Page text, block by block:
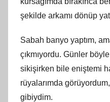
şekilde arkamı dönüp
Sabah banyo yaptım,
çıkmıyordu. Günler
sikişirken bile eniştemi
rüyalarımda
gibiydim.